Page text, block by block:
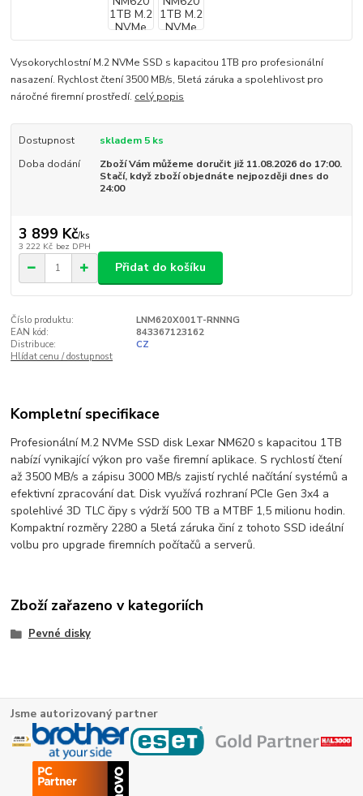
Vysokorychlostní M.2 NVMe SSD s kapacitou 1TB pro profesionální
nasazení. Rychlost čtení 3500 MB/s, 5letá záruka a spolehlivost pro
náročné firemní prostředí. celý popis
Dostupnost
skladem 5 ks
Doba dodání
Zboží Vám můžeme doručit již 11.08.2026 do 17:00.
Stačí, když zboží objednáte nejpozději dnes do
24:00
3 899 Kč/ks
3 222 Kč bez DPH
Přidat do košíku
Číslo produktu:
LNM620X001T-RNNNG
EAN kód:
843367123162
Distribuce:
CZ
Hlídat cenu / dostupnost
Kompletní specifikace
Profesionální M.2 NVMe SSD disk Lexar NM620 s kapacitou 1TB
nabízí vynikající výkon pro vaše firemní aplikace. S rychlostí čtení
až 3500 MB/s a zápisu 3000 MB/s zajistí rychlé načítání systémů a
efektivní zpracování dat. Disk využívá rozhraní PCIe Gen 3x4 a
spolehlivé 3D TLC čipy s výdrží 500 TB a MTBF 1,5 milionu hodin.
Kompaktní rozměry 2280 a 5letá záruka činí z tohoto SSD ideální
volbu pro upgrade firemních počítačů a serverů.
Zboží zařazeno v kategoriích
Pevné disky
Jsme autorizovaný partner